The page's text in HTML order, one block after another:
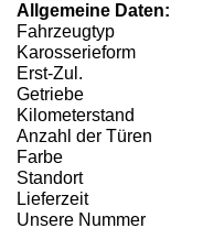
Allgemeine Daten:
Fahrzeugtyp
Karosserieform
Erst-Zul.
Getriebe
Kilometerstand
Anzahl der Türen
Farbe
Standort
Lieferzeit
Unsere Nummer